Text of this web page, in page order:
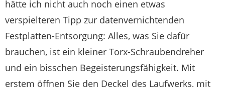
hätte ich nicht auch noch einen etwas
verspielteren Tipp zur datenvernichtenden
Festplatten-Entsorgung: Alles, was Sie dafür
brauchen, ist ein kleiner Torx-Schraubendreher
und ein bisschen Begeisterungsfähigkeit. Mit
erstem öffnen Sie den Deckel des Laufwerks, mit